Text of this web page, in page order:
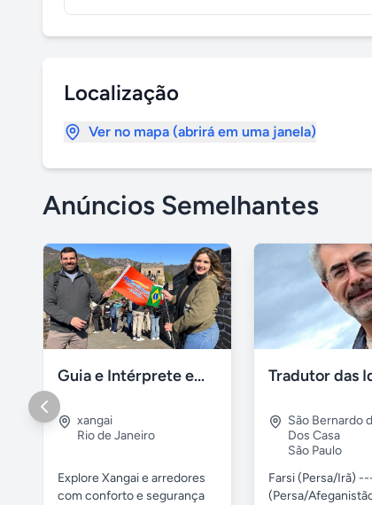
Localização
Ver no mapa (abrirá em uma janela)
Anúncios Semelhantes
Guia e Intérprete em Português em Xangai
xangai
Rio de Janeiro
Explore Xangai e arredores
com conforto e segurança
São Bernardo
Dos Casa
São Paulo
Farsi (Persa/Irã)
(Persa/